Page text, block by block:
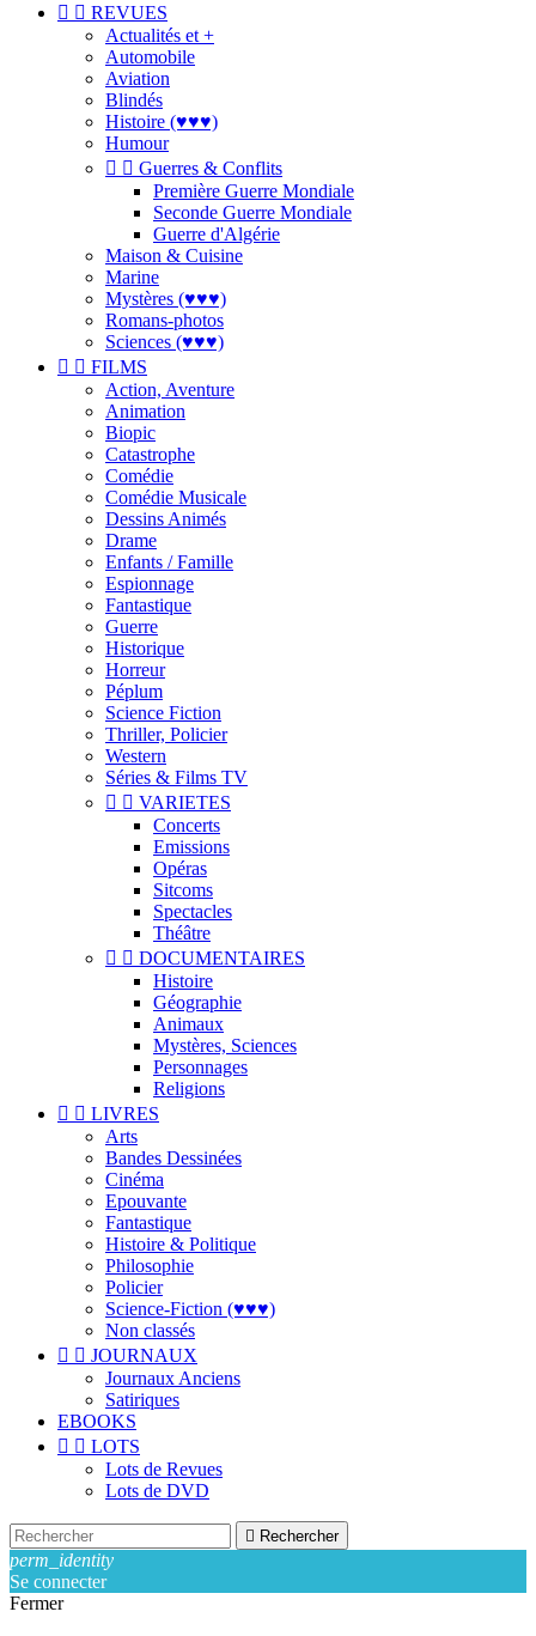
  REVUES
Actualités et +
Automobile
Aviation
Blindés
Histoire (♥♥♥)
Humour
  Guerres & Conflits
Première Guerre Mondiale
Seconde Guerre Mondiale
Guerre d'Algérie
Maison & Cuisine
Marine
Mystères (♥♥♥)
Romans-photos
Sciences (♥♥♥)
  FILMS
Action, Aventure
Animation
Biopic
Catastrophe
Comédie
Comédie Musicale
Dessins Animés
Drame
Enfants / Famille
Espionnage
Fantastique
Guerre
Historique
Horreur
Péplum
Science Fiction
Thriller, Policier
Western
Séries & Films TV
  VARIETES
Concerts
Emissions
Opéras
Sitcoms
Spectacles
Théâtre
  DOCUMENTAIRES
Histoire
Géographie
Animaux
Mystères, Sciences
Personnages
Religions
  LIVRES
Arts
Bandes Dessinées
Cinéma
Epouvante
Fantastique
Histoire & Politique
Philosophie
Policier
Science-Fiction (♥♥♥)
Non classés
  JOURNAUX
Journaux Anciens
Satiriques
EBOOKS
  LOTS
Lots de Revues
Lots de DVD
 Rechercher
perm_identity
Se connecter
Fermer